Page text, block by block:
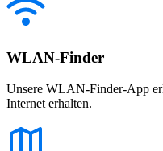
WLAN-Finder
Unsere WLAN-Finder-App
Internet erhalten.